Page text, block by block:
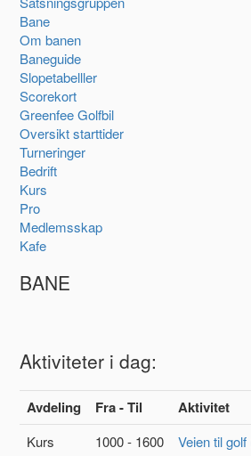
Bane
Om banen
Baneguide
Slopetabelller
Scorekort
Greenfee Golfbil
Oversikt starttider
Turneringer
Bedrift
Kurs
Pro
Medlemsskap
Kafe
BANE
Aktiviteter i dag:
Avdeling Fra - Til Aktivitet
Kurs 1000 - 1600 Veien til